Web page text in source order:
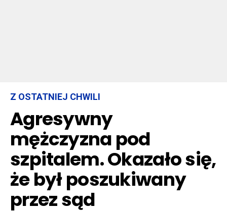
Z OSTATNIEJ CHWILI
Agresywny
mężczyzna pod
szpitalem. Okazało się,
że był poszukiwany
przez sąd